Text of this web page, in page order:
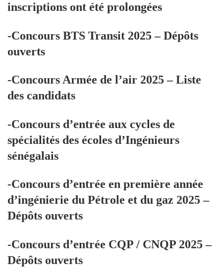
inscriptions ont été prolongées
-Concours BTS Transit 2025 – Dépôts
ouverts
-Concours Armée de l’air 2025 – Liste
des candidats
-Concours d’entrée aux cycles de
spécialités des écoles d’Ingénieurs
sénégalais
-Concours d’entrée en première année
d’ingénierie du Pétrole et du gaz 2025 –
Dépôts ouverts
-Concours d’entrée CQP / CNQP 2025 –
Dépôts ouverts